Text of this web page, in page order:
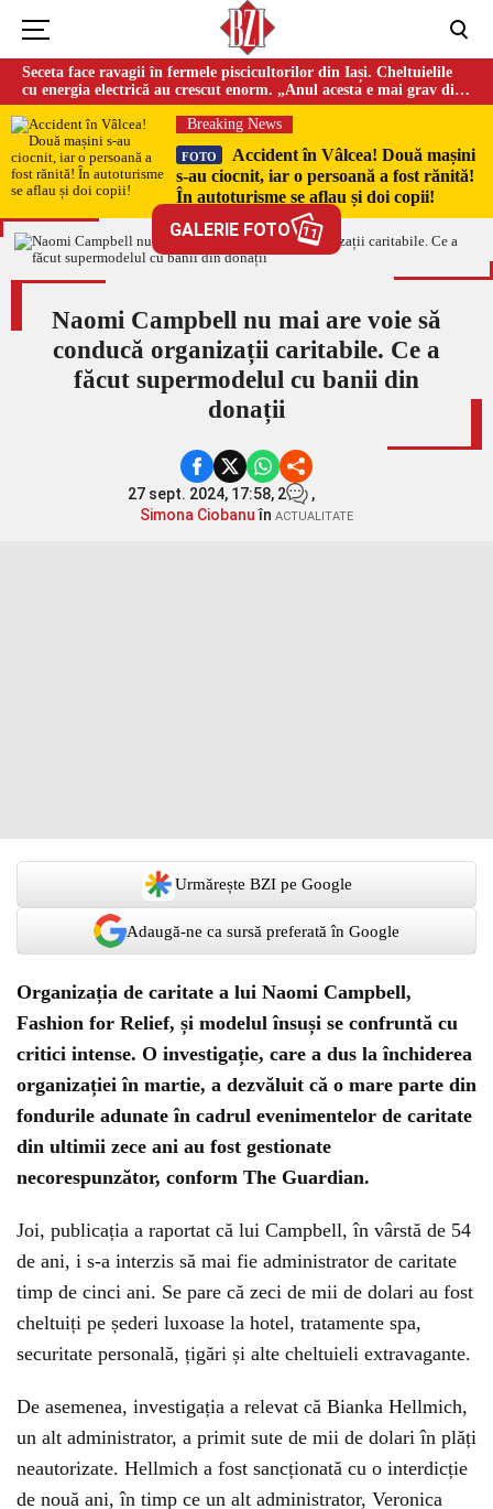
Seceta face ravagii în fermele piscicultorilor din Iași. Cheltuielile
cu energia electrică au crescut enorm. „Anul acesta e mai grav din
cauza temperaturilor foarte mari”
Breaking News
FOTO
Accident în Vâlcea! Două mașini
s-au ciocnit, iar o persoană a fost rănită!
În autoturisme se aflau și doi copii!
GALERIE FOTO 11
Naomi Campbell nu mai are voie să
conducă organizații caritabile. Ce a
făcut supermodelul cu banii din
donații
27 sept. 2024, 17:58, 2
,
Simona Ciobanuîn ACTUALITATE
Urmărește BZI pe Google
Adaugă-ne ca sursă preferată în Google
Organizația de caritate a lui Naomi Campbell,
Fashion for Relief, și modelul însuși se confruntă cu
critici intense. O investigație, care a dus la închiderea
organizației în martie, a dezvăluit că o mare parte din
fondurile adunate în cadrul evenimentelor de caritate
din ultimii zece ani au fost gestionate
necorespunzător, conform The Guardian.
Joi, publicația a raportat că lui Campbell, în vârstă de 54
de ani, i s-a interzis să mai fie administrator de caritate
timp de cinci ani. Se pare că zeci de mii de dolari au fost
cheltuiți pe șederi luxoase la hotel, tratamente spa,
securitate personală, țigări și alte cheltuieli extravagante.
De asemenea, investigația a relevat că Bianka Hellmich,
un alt administrator, a primit sute de mii de dolari în plăți
neautorizate. Hellmich a fost sancționată cu o interdicție
de nouă ani, în timp ce un alt administrator, Veronica